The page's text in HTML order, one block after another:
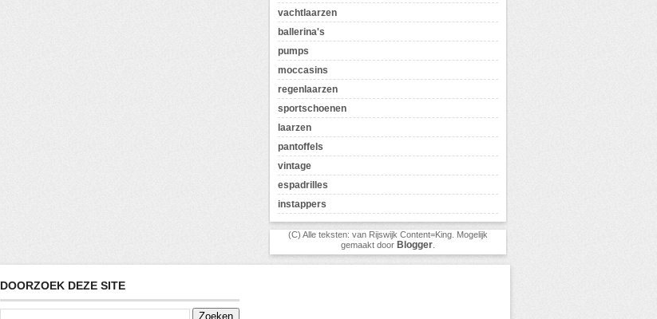
vachtlaarzen
ballerina's
pumps
moccasins
regenlaarzen
sportschoenen
laarzen
pantoffels
vintage
espadrilles
instappers
(C) Alle teksten: van Rijswijk Content=King. Mogelijk
gemaakt door Blogger
DOORZOEK DEZE SITE